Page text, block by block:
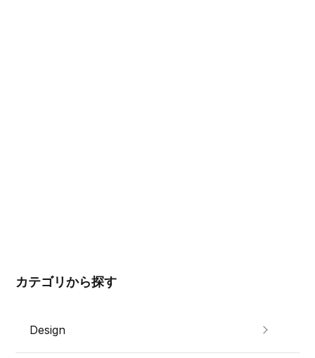
カテゴリから探す
Design